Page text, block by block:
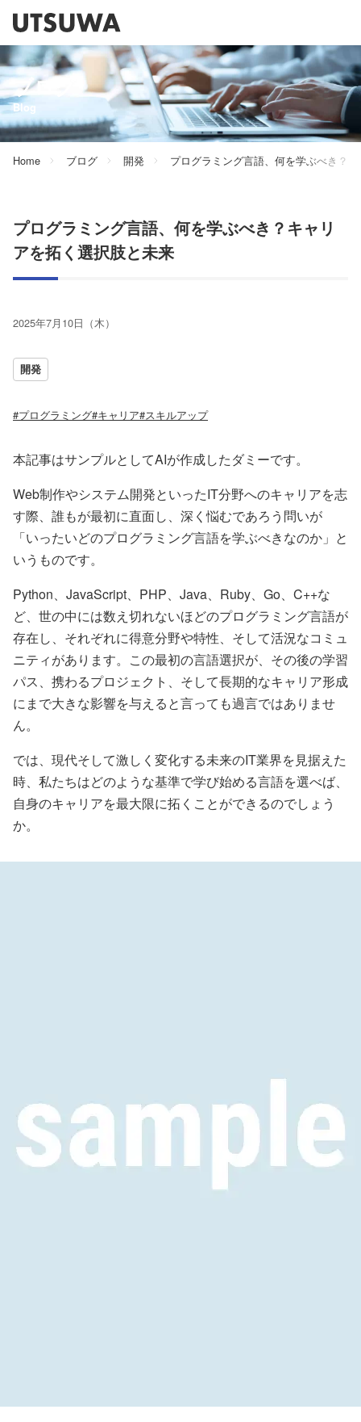
ブログ
Blog
Home ブログ 開発 プログラミング言語、何を学ぶべき？
プログラミング言語、何を学ぶべき？キャリ
アを拓く選択肢と未来
2025年7月10日（木）
開発
#プログラミング#キャリア#スキルアップ
本記事はサンプルとしてAIが作成したダミーです。
Web制作やシステム開発といったIT分野へのキャリアを志
す際、誰もが最初に直面し、深く悩むであろう問いが
「いったいどのプログラミング言語を学ぶべきなのか」と
いうものです。
Python、JavaScript、PHP、Java、Ruby、Go、C++な
ど、世の中には数え切れないほどのプログラミング言語が
存在し、それぞれに得意分野や特性、そして活況なコミュ
ニティがあります。この最初の言語選択が、その後の学習
パス、携わるプロジェクト、そして長期的なキャリア形成
にまで大きな影響を与えると言っても過言ではありませ
ん。
では、現代そして激しく変化する未来のIT業界を見据えた
時、私たちはどのような基準で学び始める言語を選べば、
自身のキャリアを最大限に拓くことができるのでしょう
か。